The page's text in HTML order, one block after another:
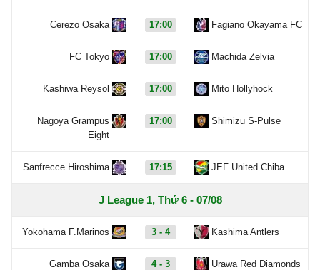
Cerezo Osaka 17:00 Fagiano Okayama FC
FC Tokyo 17:00 Machida Zelvia
Kashiwa Reysol 17:00 Mito Hollyhock
Nagoya Grampus
Eight
17:00 Shimizu S-Pulse
Sanfrecce Hiroshima 17:15 JEF United Chiba
J League 1, Thứ 6 - 07/08
Yokohama F.Marinos 3 - 4 Kashima Antlers
Gamba Osaka 4 - 3 Urawa Red Diamonds